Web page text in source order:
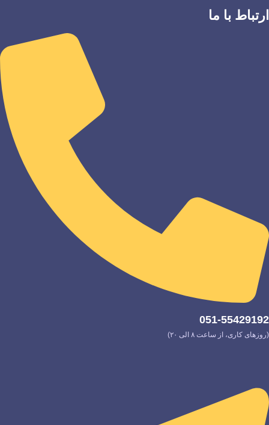
ارتباط با ما
051-55429192
(روزهای کاری، از ساعت ۸ الی ۲۰)